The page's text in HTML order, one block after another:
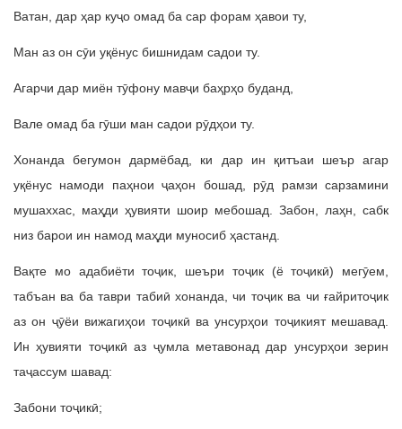
Ватан, дар ҳар куҷо омад ба сар форам ҳавои ту,
Ман аз он сӯи уқёнус бишнидам садои ту.
Агарчи дар миён тӯфону мавҷи баҳрҳо буданд,
Вале омад ба гӯши ман садои рӯдҳои ту.
Хонанда бегумон дармёбад, ки дар ин қитъаи шеър агар
уқёнус намоди паҳнои ҷаҳон бошад, рӯд рамзи сарзамини
мушаххас, маҳди ҳувияти шоир мебошад. Забон, лаҳн, сабк
низ барои ин намод маҳди муносиб ҳастанд.
Вақте мо адабиёти тоҷик, шеъри тоҷик (ё тоҷикӣ) мегӯем,
табъан ва ба таври табиӣ хонанда, чи тоҷик ва чи ғайритоҷик
аз он ҷӯёи вижагиҳои тоҷикӣ ва унсурҳои тоҷикият мешавад.
Ин ҳувияти тоҷикӣ аз ҷумла метавонад дар унсурҳои зерин
таҷассум шавад:
Забони тоҷикӣ;